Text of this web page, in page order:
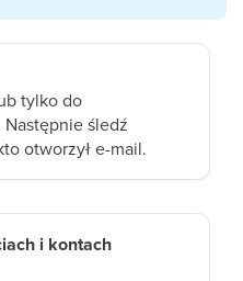
tylko do
śledź
otworzył e-mail.
i kontach